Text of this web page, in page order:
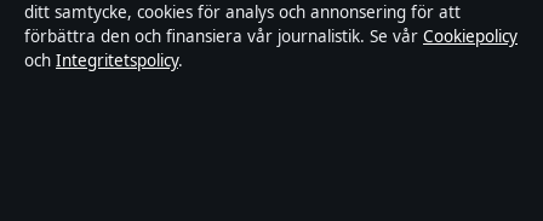
Kändisar & integritet
Integritetspolicy
ditt samtycke, cookies för analys och annonsering för att
förbättra den och finansiera vår journalistik. Se vår Cookiepolicy
och Integritetspolicy.